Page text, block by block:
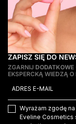
ZAPISZ SIĘ DO
ZGARNIJ DODATKOWE
EKSPERCKĄ WIEDZĄ
Wyrażam zgodę
Eveline Cosmetics
Ta strona jest